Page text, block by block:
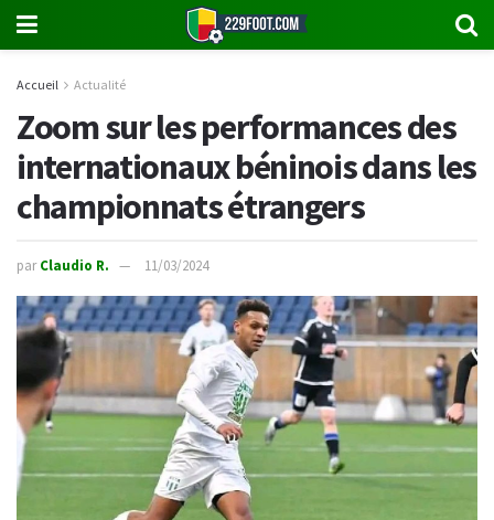
Accueil Actualité
Zoom sur les performances des
internationaux béninois dans les
championnats étrangers
par Claudio R. 11/03/2024